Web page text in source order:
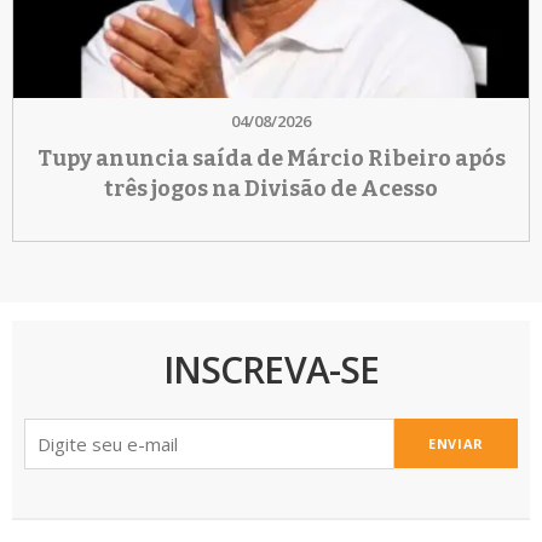
04/08/2026
Tupy anuncia saída de Márcio Ribeiro após
três jogos na Divisão de Acesso
INSCREVA-SE
ENVIAR